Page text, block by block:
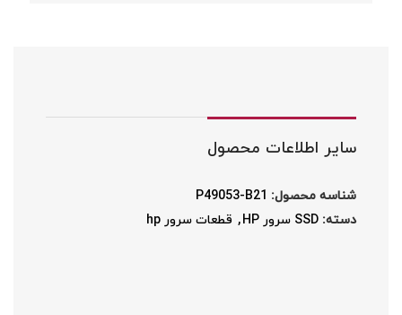
سایر اطلاعات محصول
شناسه محصول: P49053-B21
دسته: SSD سرور HP , قطعات سرور hp